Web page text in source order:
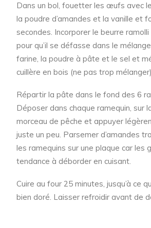
Dans un bol, fouetter les œufs avec
la poudre d’amandes et la vanille et
secondes. Incorporer le beurre
pour qu’il se défasse dans le
farine, la poudre à pâte et le sel et
cuillère en bois (ne pas trop
Répartir la pâte dans le fond des 6
Déposer dans chaque ramequin, sur
morceau de pêche et appuyer
juste un peu. Parsemer d’amandes
les ramequins sur une plaque car les
tendance à déborder en cuisant.
Cuire au four 25 minutes, jusqu’à ce
bien doré. Laisser refroidir avant de